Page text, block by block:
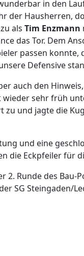
in den
der Hausherren,
als Tim Enzmann
das Tor. Dem
passen
Defensive
auch den
sehr früh
zu und jagte die
und eine
die Eckpfeiler für
2. Runde des
SG Steingaden/